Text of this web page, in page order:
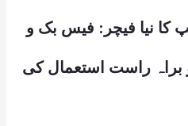
کا نیا فیچر: فیس بک و
براہ راست استعمال کی